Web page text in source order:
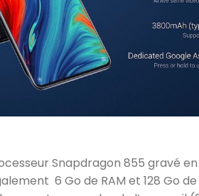
Snapdragon 855 gravé
6 Go de RAM et 128 Go